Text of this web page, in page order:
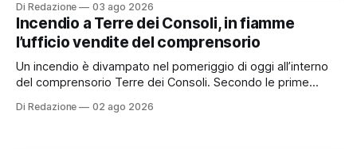
organizzato da TBM a Monterosi, un evento che ha
superato le aspettative degli organizzatori richiamando
appassionati delle due ruote da tutto il Lazio e dalle regioni
limitrofe. Per
Di Redazione 03 ago 2026
Incendio a Terre dei Consoli, in fiamme
l’ufficio vendite del comprensorio
Un incendio è divampato nel pomeriggio di oggi all’interno
del comprensorio Terre dei Consoli. Secondo le prime
struttura adibita a ufficio vendite. Sul posto sono intervenuti
Di Redazione 02 ago 2026